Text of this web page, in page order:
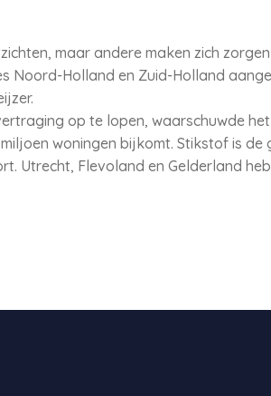
maar andere maken zich
Noord-Holland en Zuid-Holland
op te lopen, waarschuwde
woningen bijkomt. Stikstof is de
Utrecht, Flevoland en Gelderland